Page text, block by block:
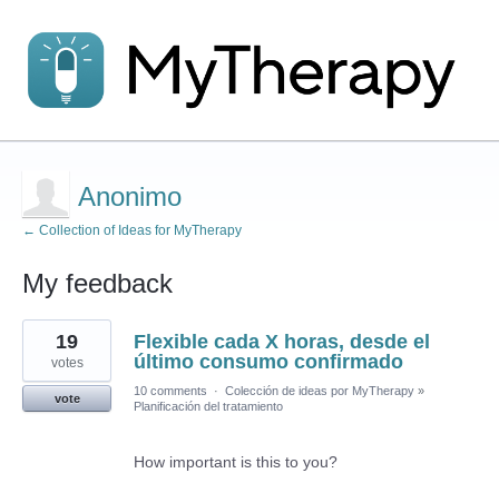
Anonimo
← Collection of Ideas for MyTherapy
My feedback
1
result
found
Flexible cada X horas, desde el
último consumo confirmado
19
votes
vote
10 comments · Colección de ideas por MyTherapy »
Planificación del tratamiento
How important is this to you?